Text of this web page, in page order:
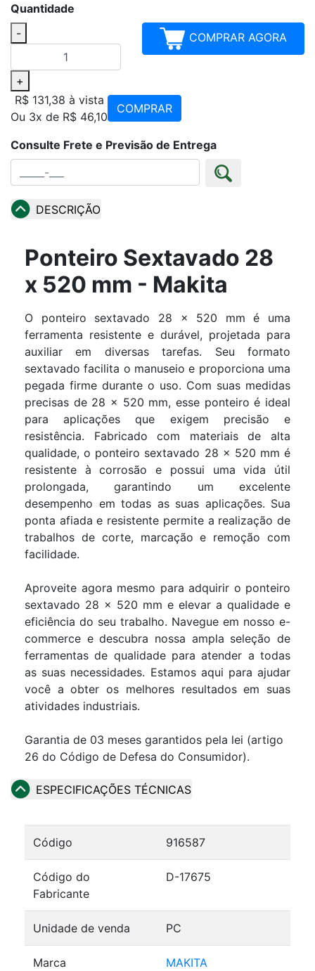
Quantidade
-
+
COMPRAR AGORA
R$ 131,38 à vista
Ou 3x de R$ 46,10
COMPRAR
Consulte Frete e Previsão de Entrega
DESCRIÇÃO
Ponteiro Sextavado 28
x 520 mm - Makita
O ponteiro sextavado 28 x 520 mm é uma
ferramenta resistente e durável, projetada para
auxiliar em diversas tarefas. Seu formato
sextavado facilita o manuseio e proporciona uma
pegada firme durante o uso. Com suas medidas
precisas de 28 x 520 mm, esse ponteiro é ideal
para aplicações que exigem precisão e
resistência. Fabricado com materiais de alta
qualidade, o ponteiro sextavado 28 x 520 mm é
resistente à corrosão e possui uma vida útil
prolongada, garantindo um excelente
desempenho em todas as suas aplicações. Sua
ponta afiada e resistente permite a realização de
trabalhos de corte, marcação e remoção com
facilidade.
Aproveite agora mesmo para adquirir o ponteiro
sextavado 28 x 520 mm e elevar a qualidade e
eficiência do seu trabalho. Navegue em nosso e-
commerce e descubra nossa ampla seleção de
ferramentas de qualidade para atender a todas
as suas necessidades. Estamos aqui para ajudar
você a obter os melhores resultados em suas
atividades industriais.
Garantia de 03 meses garantidos pela lei (artigo
26 do Código de Defesa do Consumidor).
ESPECIFICAÇÕES TÉCNICAS
Código 916587
Código do
Fabricante
D-17675
Unidade de venda PC
Marca MAKITA